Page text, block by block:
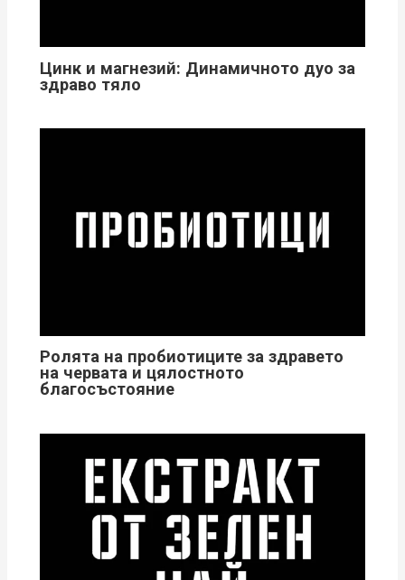
Цинк и магнезий: Динамичното дуо за
здраво тяло
Ролята на пробиотиците за здравето
на червата и цялостното
благосъстояние